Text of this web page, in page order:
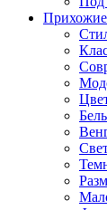
Прихожие